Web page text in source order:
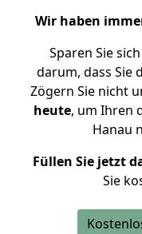
Wir haben
Sparen Sie
darum, dass Sie
Zögern Sie nicht
heute, um Ihren
Hanau
Füllen Sie jetzt
Sie